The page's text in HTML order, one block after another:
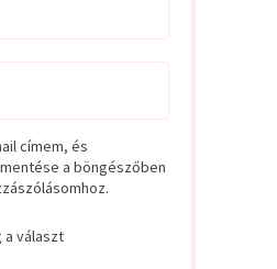
címem, és
a böngészőben
a választ